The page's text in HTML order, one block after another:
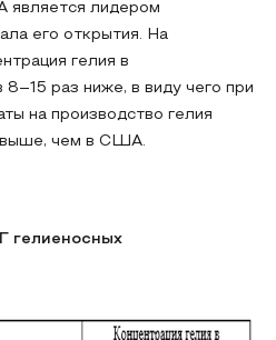
является лидером
его открытия. На
гелия в
раз ниже, в виду чего при
на производство гелия
выше, чем в США.
гелиеносных